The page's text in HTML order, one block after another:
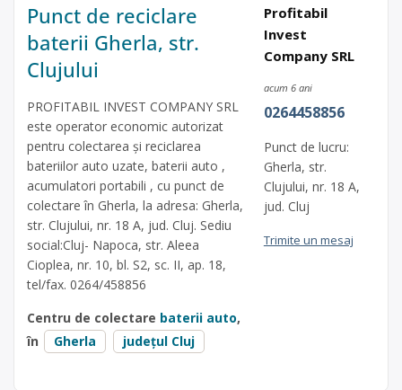
Punct de reciclare
baterii Gherla, str.
Clujului
PROFITABIL INVEST COMPANY SRL
este operator economic autorizat
pentru colectarea și reciclarea
bateriilor auto uzate, baterii auto ,
acumulatori portabili , cu punct de
colectare în Gherla, la adresa: Gherla,
str. Clujului, nr. 18 A, jud. Cluj. Sediu
social:Cluj- Napoca, str. Aleea
Cioplea, nr. 10, bl. S2, sc. II, ap. 18,
tel/fax. 0264/458856
Centru de colectare baterii auto,
în
Gherla județul Cluj
Profitabil
Invest
Company SRL
acum 6 ani
0264458856
Punct de lucru:
Gherla, str.
Clujului, nr. 18 A,
jud. Cluj
Trimite un mesaj